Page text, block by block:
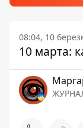
08:04, 10
10 марта: